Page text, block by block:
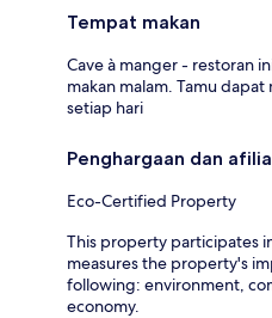
Tempat makan
Cave à manger - restoran
makan malam. Tamu
setiap hari
Penghargaan dan
Eco-Certified Property
This property participates
measures the property's
following: environment,
economy.